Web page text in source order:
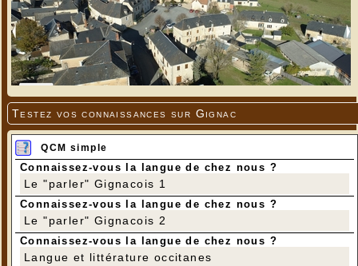
Testez vos connaissances sur Gignac
QCM simple
Connaissez-vous la langue de chez nous ?
Le "parler" Gignacois 1
Connaissez-vous la langue de chez nous ?
Le "parler" Gignacois 2
Connaissez-vous la langue de chez nous ?
Langue et littérature occitanes